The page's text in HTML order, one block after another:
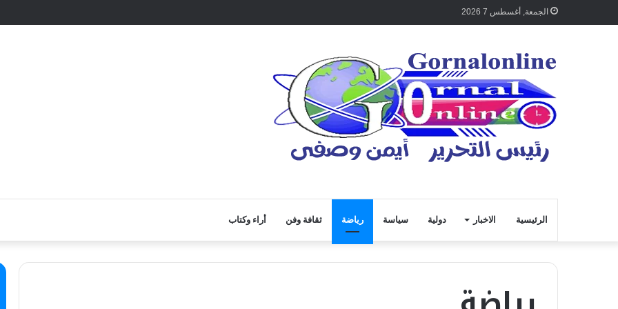
الجمعة, أغسطس 7 2026
الرئيسية الاخبار دولية سياسة رياضة ثقافة وفن أراء وكتاب